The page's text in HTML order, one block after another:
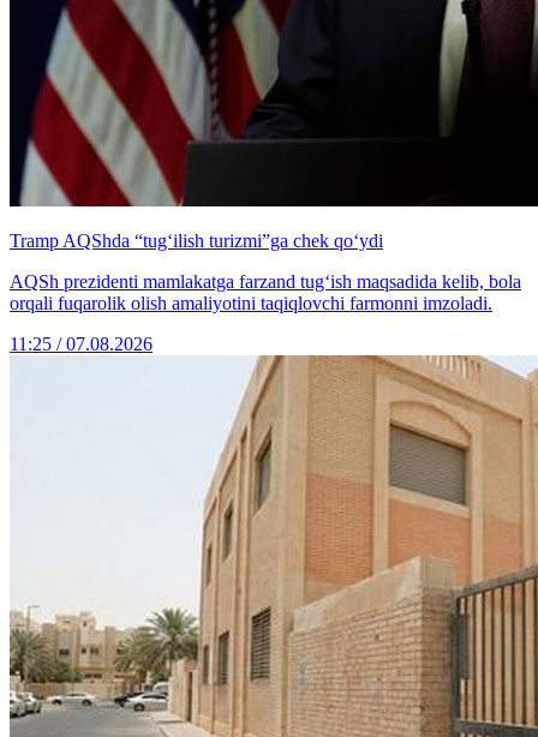
Tramp AQShda “tug‘ilish turizmi”ga chek qo‘ydi
AQSh prezidenti mamlakatga farzand tug‘ish maqsadida kelib, bola
orqali fuqarolik olish amaliyotini taqiqlovchi farmonni imzoladi.
11:25 / 07.08.2026